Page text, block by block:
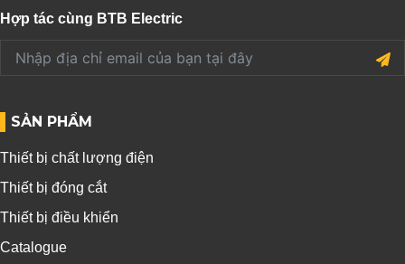
Hợp tác cùng BTB Electric
SẢN PHẨM
Thiết bị chất lượng điện
Thiết bị đóng cắt
Thiết bị điều khiển
Catalogue